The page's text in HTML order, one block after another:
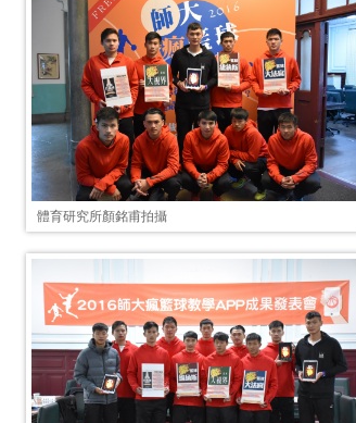
體育研究所顏銘甫拍攝